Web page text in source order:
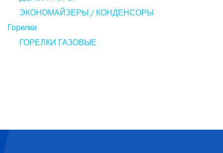
ЭКОНОМАЙЗЕРЫ / КОНДЕНСОРЫ
Горелки
ГОРЕЛКИ ГАЗОВЫЕ